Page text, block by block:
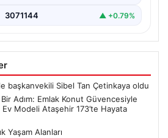
3071144 ▲ +0.79%
başkanvekili Sibel Tan Çetinkaya oldu
Bir Adım: Emlak Konut Güvencesiyle
Modeli Ataşehir 173’te Hayata
Yaşam Alanları